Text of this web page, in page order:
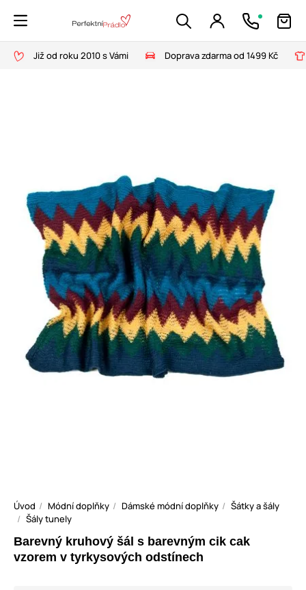
Již od roku 2010 s Vámi Doprava zdarma od 1499 Kč
Úvod Módní doplňky Dámské módní doplňky
Šátky a šály
Šály tunely
Barevný kruhový šál s barevným cik cak
vzorem v tyrkysových odstínech